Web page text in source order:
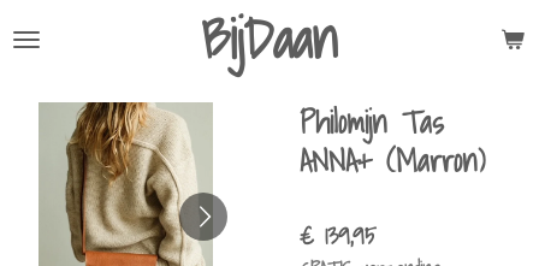
direct
hoofdinhoud
BijDaan
Philomijn Tas
ANNA+ (Marron)
€ 139,95